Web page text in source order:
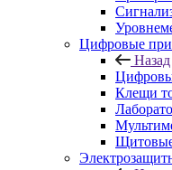
Цифровые
Назад
Клещи